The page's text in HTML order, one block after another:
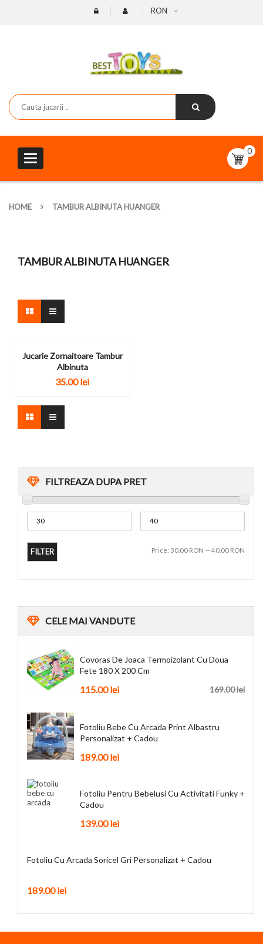
RON
Toggle
navigation
0
HOME TAMBUR ALBINUTA HUANGER
FILTREAZA DUPA PRET
FILTER Price: 30.00 RON —40.00 RON
CELEMAI VANDUTE
Covoras De Joaca Termoizolant Cu Doua
Fete 180 X 200 Cm
169.00 lei
115.00 lei
Fotoliu Bebe Cu Arcada Print Albastru
Personalizat + Cadou
189.00 lei
Fotoliu Pentru Bebelusi Cu Activitati Funky +
Cadou
139.00 lei
Fotoliu Cu Arcada Soricel Gri Personalizat + Cadou
189.00 lei
TAMBUR ALBINUTA HUANGER
Jucarie Zornaitoare Tambur
Albinuta
35.00 lei